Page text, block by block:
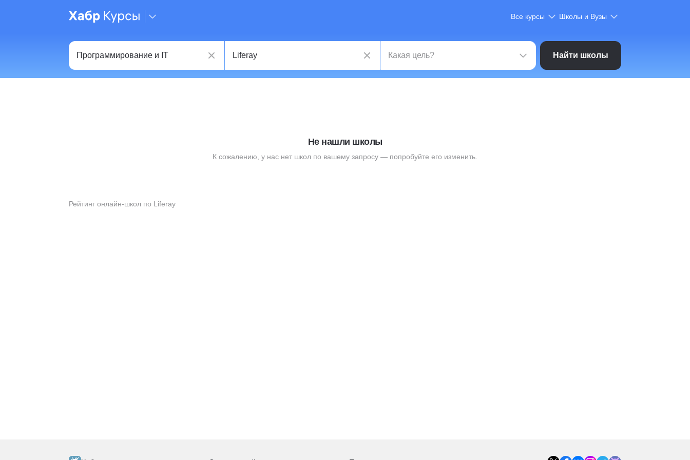
Все курсы Школы и Вузы
Найти школы
Рейтинг онлайн-школ по Liferay
Не нашли школы
К сожалению, у нас нет школ по вашему запросу — попробуйте его изменить.